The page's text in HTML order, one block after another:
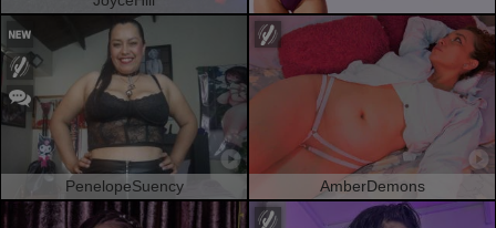
PenelopeSuency AmberDemons